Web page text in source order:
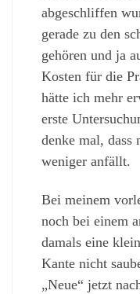
abgeschliffen
gerade zu den
gehören und ja
Kosten für die
hätte ich mehr
erste
denke mal, dass
weniger anfällt.
Bei meinem
noch bei einem
damals eine
Kante nicht
„Neue“ jetzt